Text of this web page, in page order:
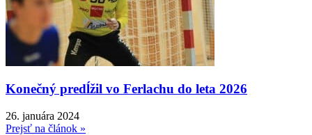
Konečný predĺžil vo Ferlachu do leta 2026
26. januára 2024
Prejsť na článok »